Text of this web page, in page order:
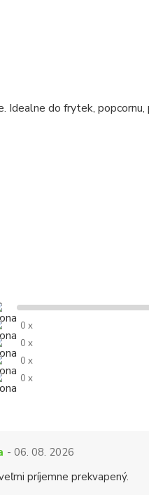
do frytek, popcornu,
0 x
0 x
0 x
0 x
- 06. 08. 2026
príjemne prekvapený.